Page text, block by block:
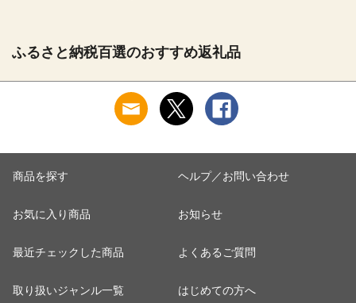
ふるさと納税百選のおすすめ返礼品
商品を探す
お気に入り商品
最近チェックした商品
取り扱いジャンル一覧
ヘルプ／お問い合わせ
お知らせ
よくあるご質問
はじめての方へ